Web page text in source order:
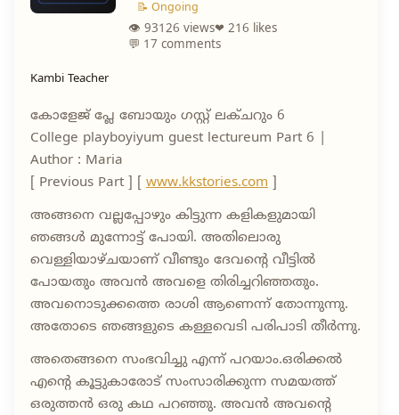
📝 Ongoing
👁 93126 views❤ 216 likes
💬 17 comments
Kambi Teacher
കോളേജ് പ്ലേ ബോയും ഗസ്റ്റ് ലക്ചറും 6
College playboyiyum guest lectureum Part 6 |
Author : Maria
[ Previous Part ] [ www.kkstories.com
അങ്ങനെ വല്ലപ്പോഴും കിട്ടുന്ന കളികളുമായി
ഞങ്ങൾ മുന്നോട്ട് പോയി. അതിലൊരു
വെള്ളിയാഴ്ചയാണ് വീണ്ടും ദേവന്റെ വീട്ടിൽ
പോയതും അവൻ അവളെ തിരിച്ചറിഞ്ഞതും.
അവനൊടുക്കത്തെ രാശി ആണെന്ന് തോന്നുന്നു.
അതോടെ ഞങ്ങളുടെ കള്ളവെടി പരിപാടി തീർന്നു.
അതെങ്ങനെ സംഭവിച്ചു എന്ന് പറയാം.ഒരിക്കൽ
എന്റെ കൂട്ടുകാരോട് സംസാരിക്കുന്ന സമയത്ത്
ഒരുത്തൻ ഒരു കഥ പറഞ്ഞു. അവൻ അവന്റെ